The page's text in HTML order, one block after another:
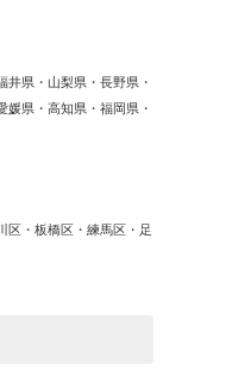
県・山梨県・長野県・
県・高知県・福岡県・
区・板橋区・練馬区・足